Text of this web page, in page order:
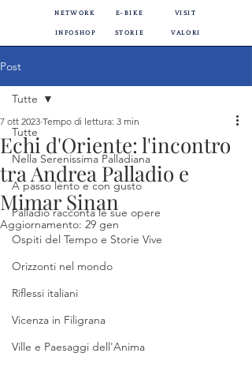
E-BIKE
NETWORK VISIT
STORIE
INFOSHOP VALORI
Post
Tutte
Nella Serenissima Palladiana
A passo lento e con gusto
Palladio racconta le sue opere
Ospiti del Tempo e Storie Vive
Orizzonti nel mondo
Riflessi italiani
Vicenza in Filigrana
Ville e Paesaggi dell'Anima
Tutte
Echi d'Oriente: l'incontro
tra Andrea Palladio e
Mimar Sinan
7 ott 2023 Tempo di lettura: 3 min
Aggiornamento: 29 gen